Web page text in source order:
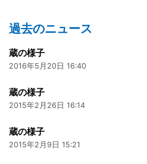
過去のニュース
蔵の様子
2016年5月20日 16:40
蔵の様子
2015年2月26日 16:14
蔵の様子
2015年2月9日 15:21